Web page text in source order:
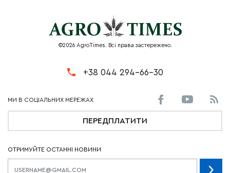
©2026 AgroTimes. Всі права застережено.
+38 044 294-66-30
ПЕРЕДПЛАТИТИ
ОТРИМУЙТЕ ОСТАННІ НОВИНИ